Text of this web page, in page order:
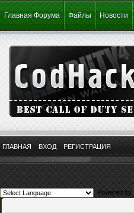
Главная Форума Файлы Новости
ГЛАВНАЯ ВХОД РЕГИСТРАЦИЯ
Powered by